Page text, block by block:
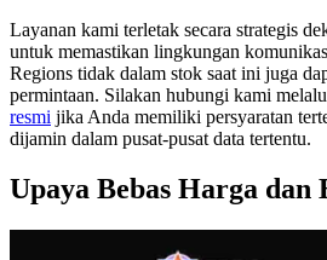
Layanan kami terletak secara strategis
untuk memastikan lingkungan
Regions tidak dalam stok saat ini juga
permintaan. Silakan hubungi kami
resmi jika Anda memiliki persyaratan
dijamin dalam pusat-pusat data tertentu.
Upaya Bebas Harga dan